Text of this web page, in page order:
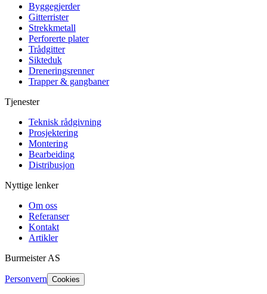
Byggegjerder
Gitterrister
Strekkmetall
Perforerte plater
Trådgitter
Sikteduk
Dreneringsrenner
Trapper & gangbaner
Tjenester
Teknisk rådgivning
Prosjektering
Montering
Bearbeiding
Distribusjon
Nyttige lenker
Om oss
Referanser
Kontakt
Artikler
BurmeisterAS
Personvern Cookies